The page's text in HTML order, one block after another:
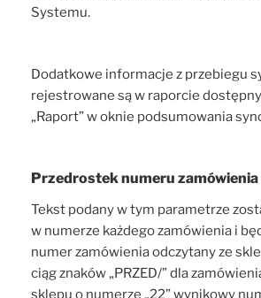
Systemu.
Dodatkowe informacje z przebiegu
rejestrowane są w raporcie
„Raport” w oknie podsumowania
Przedrostek numeru zamówienia
Tekst podany w tym parametrze
w numerze każdego zamówienia i
numer zamówienia odczytany ze
ciąg znaków „PRZED/” dla
sklepu o numerze „22” wynikowy